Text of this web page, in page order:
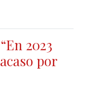
2023
por